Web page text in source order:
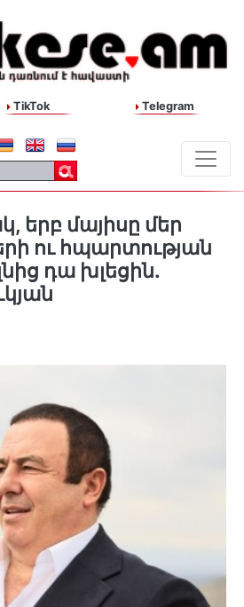
TikTok Telegram
երբ մայիսը մեր
ու հպարտության
դա խլեցին․